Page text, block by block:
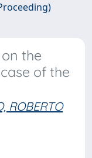
the
of the
ROBERTO